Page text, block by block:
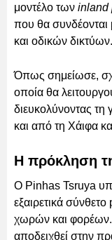
μοντέλο των inland
που θα συνδέονται
και οδικών δικτύων.
Όπως σημείωσε,
οποία θα
διευκολύνοντας
και από τη Χάιφα
Η πρόκληση
Ο Pinhas Tsruya
εξαιρετικά
χωρών και φορέων.
αποδειχθεί στην